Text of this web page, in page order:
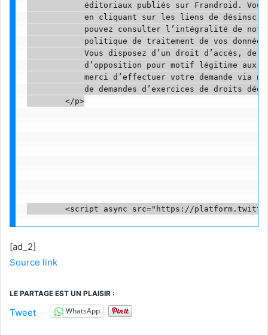
éditoriaux publiés sur Frandroid.
en cliquant sur les liens de
pouvez consulter l’intégralité de
politique de traitement de vos
Vous disposez d’un droit d’accès, de
d’opposition pour motif légitime aux
merci d’effectuer votre demande via
de demandes d’exercices de droits
        </p>
[ad_2]
Source link
LE PARTAGE EST UN PLAISIR :
Tweet WhatsApp